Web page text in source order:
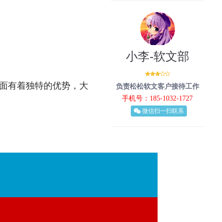
有着独特的优势，大
小李-软文部
负责松松软文客户接待工作
手机号：185-1032-1727
微信扫一扫联系